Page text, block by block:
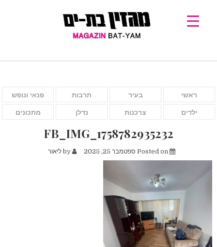
ראשי בעיר תרבות פנאי ונופש
ילדים צרכנות נדלן מתכונים
FB_IMG_1758782935232
Posted on ספטמבר 25, 2025 by ליאור